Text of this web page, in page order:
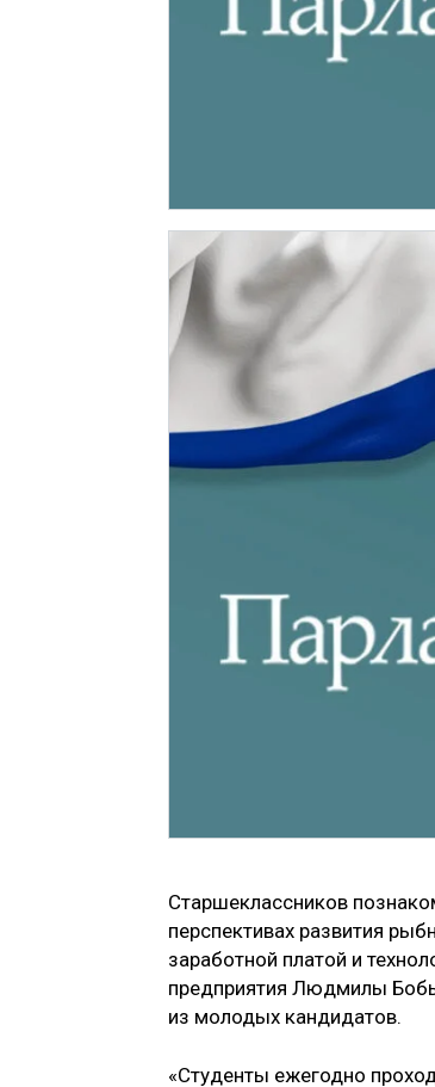
Старшеклассников
перспективах развития
заработной платой и
предприятия Людмилы
из молодых кандидатов.
«Студенты ежегодно